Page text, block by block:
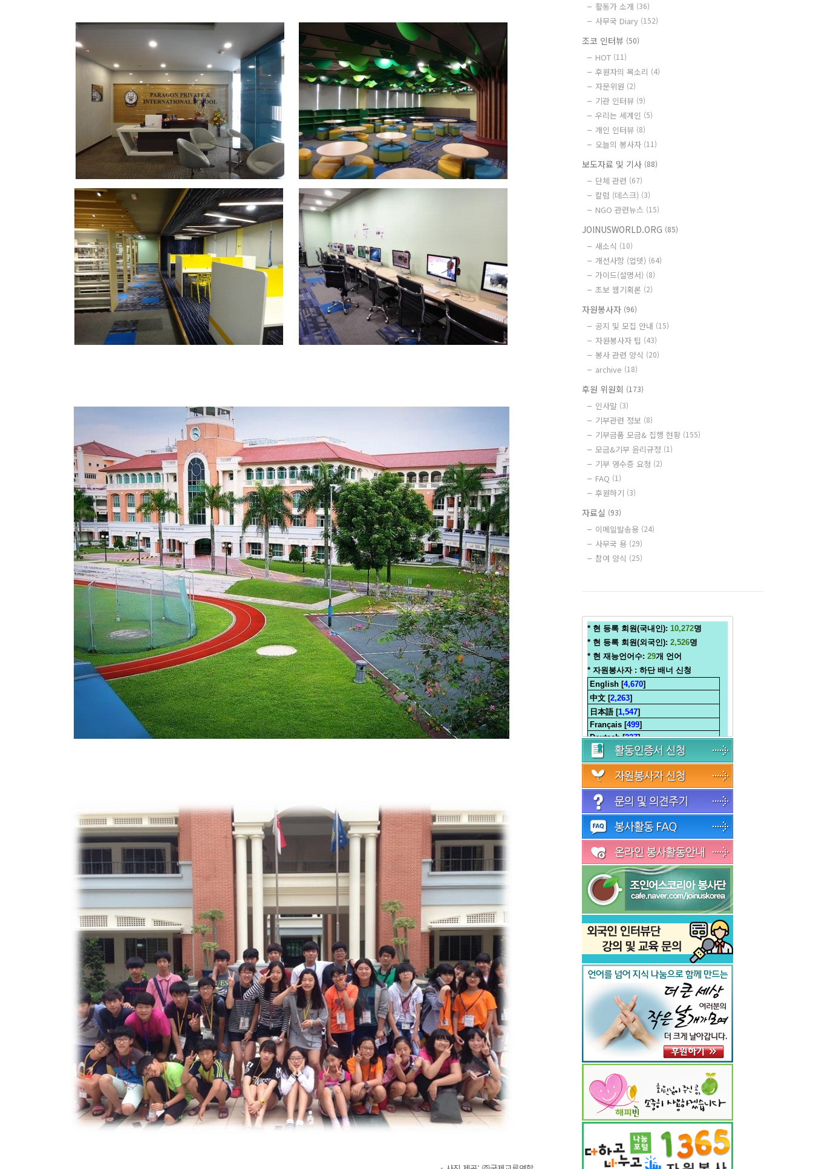
활동가 소개 (36)
사무국 Diary (152)
조코 인터뷰 (50)
HOT (11)
후원자의 목소리 (4)
자문위원 (2)
기관 인터뷰 (9)
우리는 세계인 (5)
개인 인터뷰 (8)
오늘의 봉사자 (11)
보도자료 및 기사 (88)
단체 관련 (67)
칼럼 (데스크) (3)
NGO 관련뉴스 (15)
JOINUSWORLD.ORG (85)
새소식 (10)
개선사항 (업뎃) (64)
가이드(설명서) (8)
초보 웹기획론 (2)
자원봉사자 (96)
공지 및 모집 안내 (15)
자원봉사자 팁 (43)
봉사 관련 양식 (20)
archive (18)
후원 위원회 (173)
인사말 (3)
기부관련 정보 (8)
기부금품 모금& 집행 현황 (155)
모금&기부 윤리규정 (1)
기부 영수증 요청 (2)
FAQ (1)
후원하기 (3)
자료실 (93)
이메일발송용 (24)
사무국 용 (29)
참여 양식 (25)